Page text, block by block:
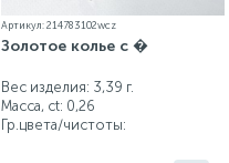
Артикул: 214783102wcz
Золотое колье с �
Вес изделия: 3,39 г.
Масса, ct: 0,26
Гр.цвета/чистоты: